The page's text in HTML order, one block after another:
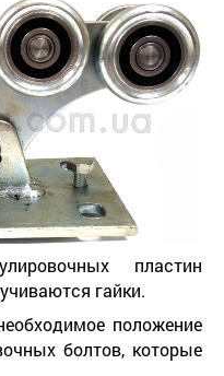
пластин
гайки.
положение
болтов, которые